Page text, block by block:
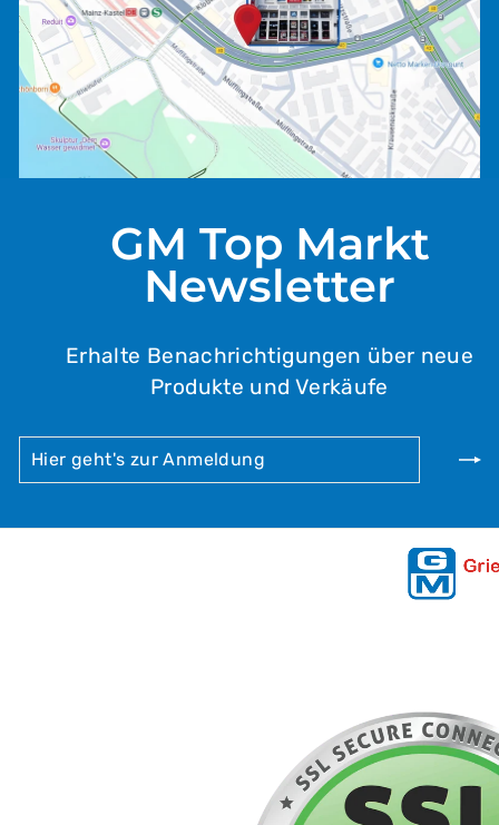
GM Top Markt
Newsletter
Erhalte Benachrichtigungen über neue
Produkte und Verkäufe
ZUR